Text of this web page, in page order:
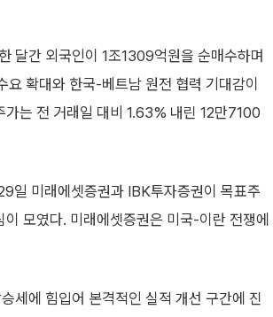
달간 외국인이 1조1309억원을 순매수하며
확대와 한국-베트남 원전 협력 기대감이
는 전 거래일 대비 1.63% 내린 12만7100
일 미래에셋증권과 IBK투자증권이 목표주
모였다. 미래에셋증권은 미국-이란 전쟁에
세에 힘입어 본격적인 실적 개선 구간에 진